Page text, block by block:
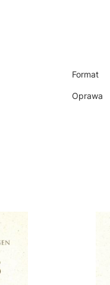
Format
Oprawa